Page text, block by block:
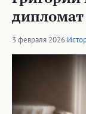
3 февраля 2026·